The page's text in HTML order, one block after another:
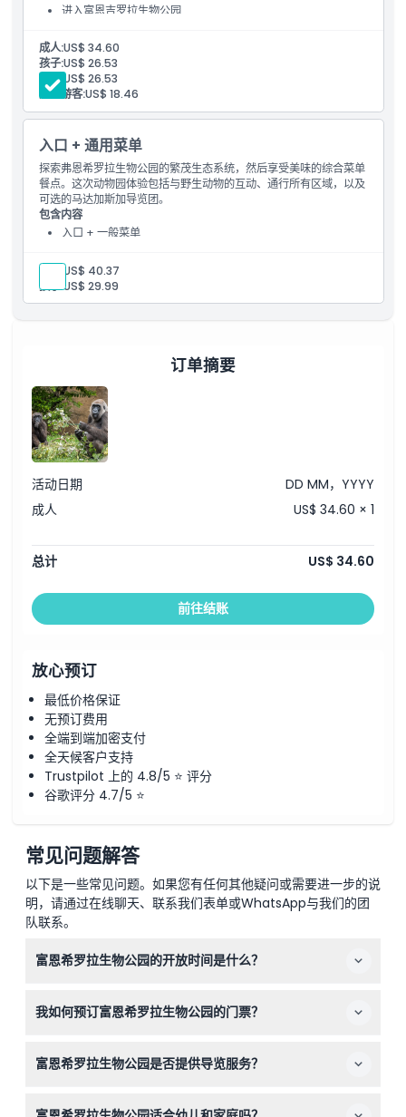
如何到达那里
取消政策
进入富恩吉罗拉生物公园
导览在马达加斯加区域进行
成人:US$ 34.60
孩子:US$ 26.53
高级: US$ 26.53
残疾游客:US$ 18.46
入口 + 通用菜单
探索弗恩希罗拉生物公园的繁茂生态系统，然后享受美味的综合菜单
餐点。这次动物园体验包括与野生动物的互动、通行所有区域，以及
可选的马达加斯加导览团。
包含内容
入口 + 一般菜单
导览在马达加斯加区域进行
成人: US$ 40.37
孩子:US$ 29.99
订单摘要
活动日期
DD MM，YYYY
成人
US$ 34.60 × 1
总计 US$ 34.60
前往结账
放心预订
最低价格保证
无预订费用
全端到端加密支付
全天候客户支持
Trustpilot 上的 4.8/5 ⭐ 评分
谷歌评分 4.7/5 ⭐
常见问题解答
以下是一些常见问题。如果您有任何其他疑问或需要进一步的说
明，请通过在线聊天、联系我们表单或WhatsApp与我们的团
队联系。
富恩希罗拉生物公园的开放时间是什么？
节变化，通常工作日为晚上7:00，周末为晚上8:00。售票
（以实际预订时确认为准）。
我如何预订富恩希罗拉生物公园的门票？
选择的日期入园，因为门票不可退款且必须在预订当天使
富恩希罗拉生物公园是否提供导览服务？